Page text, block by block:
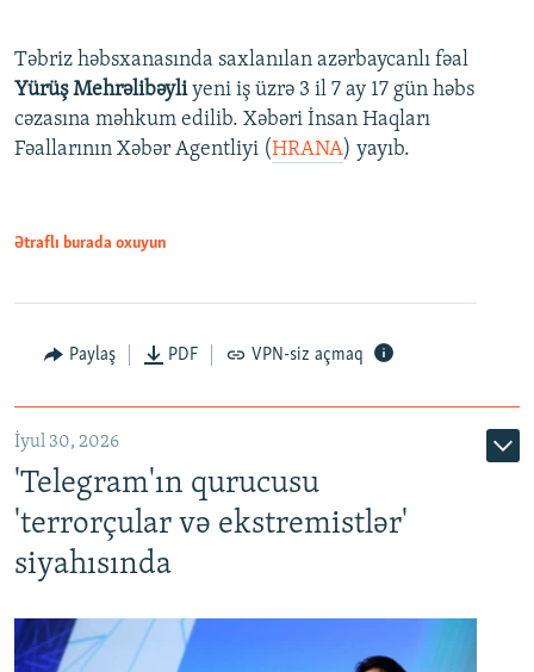
Təbriz həbsxanasında saxlanılan azərbaycanlı fəal
Yürüş Mehrəlibəyliyeni iş üzrə 3 il 7 ay 17 gün həbs
cəzasına məhkum edilib. Xəbəri İnsan Haqları
Fəallarının Xəbər Agentliyi (HRANA) yayıb.
Ətraflı burada oxuyun
Paylaş PDF VPN-siz açmaq
İyul 30, 2026
'Telegram'ın qurucusu
'terrorçular və ekstremistlər'
siyahısında